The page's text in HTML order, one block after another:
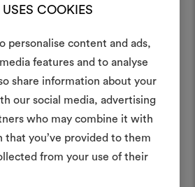
COOKIES
personalise content and ads,
features and to analyse
share information about your
our social media, advertising
who may combine it with
you’ve provided to them
from your use of their
Crea
Uno strumento interattivo
e condividere le tue idee,